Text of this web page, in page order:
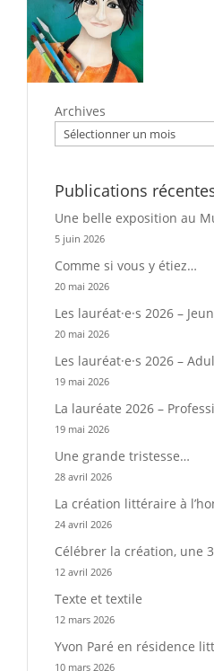
Archives
Publications
Une belle exposition au
5 juin 2026
Comme si vous y étiez…
20 mai 2026
Les lauréat·e·s 2026 –
20 mai 2026
Les lauréat·e·s 2026 –
19 mai 2026
La lauréate 2026 –
19 mai 2026
Une grande tristesse…
28 avril 2026
La création littéraire à
24 avril 2026
Célébrer la création, une
12 avril 2026
Texte et textile
12 mars 2026
Yvon Paré en résidence
10 mars 2026